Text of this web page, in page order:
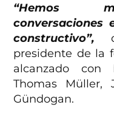
“Hemos
conversaciones
constructivo”,
presidente de la
alcanzado
Thomas Müller,
Gündogan.